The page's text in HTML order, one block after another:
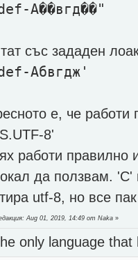
А��вгд��"
със зададен
Абвгдж'
е, че
8'
работи правилно
да ползвам. 'C'
utf-8, но все
Aug 01, 2019, 14:49 от Naka »
only language